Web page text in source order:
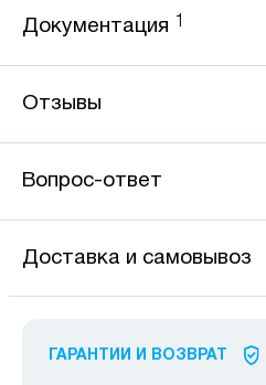
Документация
Отзывы
Вопрос-ответ
Доставка и самовывоз
ГАРАНТИИ И ВОЗВРАТ